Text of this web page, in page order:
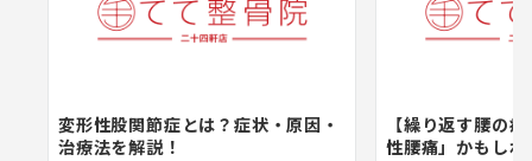
変形性股関節症とは？症状・原因・
治療法を解説！
【繰り返す腰の
性腰痛」かもしれ